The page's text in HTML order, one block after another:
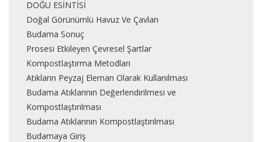
DOĞU ESİNTİSİ
Doğal Görünümlü Havuz Ve Çavlan
Budama Sonuç
Prosesi Etkileyen Çevresel Şartlar
Kompostlaştırma Metodları
Atıkların Peyzaj Eleman Olarak Kullanılması
Budama Atıklarının Değerlendirilmesi ve
Kompostlaştırılması
Budama Atıklarının Kompostlaştırılması
Budamaya Giriş